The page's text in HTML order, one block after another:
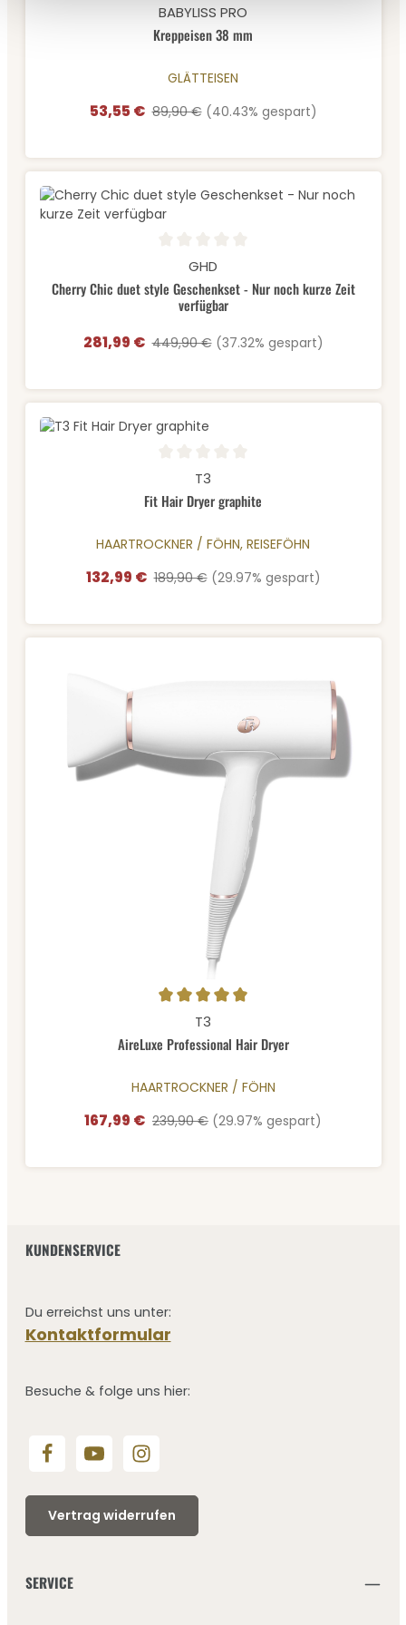
Durchschnittliche Bewertung von 0 von 5 Sternen
BABYLISS PRO
Kreppeisen 38 mm
GLÄTTEISEN
Verkaufspreis:
53,55 € Regulärer Preis:
89,90 € (40.43% gespart)
Durchschnittliche Bewertung von 0 von 5 Sternen
GHD
Cherry Chic duet style Geschenkset - Nur noch kurze Zeit
verfügbar
Verkaufspreis:
281,99 € Regulärer Preis:
449,90 € (37.32% gespart)
Durchschnittliche Bewertung von 0 von 5 Sternen
T3
Fit Hair Dryer graphite
HAARTROCKNER / FÖHN, REISEFÖHN
Verkaufspreis:
132,99 € Regulärer Preis:
189,90 € (29.97% gespart)
Durchschnittliche Bewertung von 5 von 5 Sternen
T3
AireLuxe Professional Hair Dryer
HAARTROCKNER / FÖHN
Verkaufspreis:
167,99 € Regulärer Preis:
239,90 € (29.97% gespart)
KUNDENSERVICE
Du erreichst uns unter:
Kontaktformular
Besuche & folge uns hier:
Vertrag widerrufen
SERVICE